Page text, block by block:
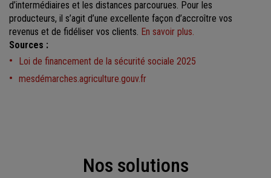
d’intermédiaires et les distances parcourues. Pour les
producteurs, il s’agit d’une excellente façon d’accroître vos
revenus et de fidéliser vos clients. En savoir plus.
Sources :
Loi de financement de la sécurité sociale 2025
mesdémarches.agriculture.gouv.fr
Nos solutions